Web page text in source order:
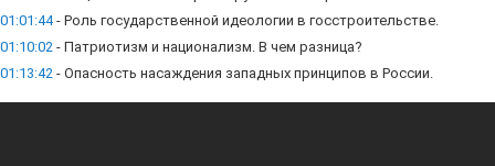
01:01:44 - Роль государственной идеологии в госстроительстве.
01:10:02 - Патриотизм и национализм. В чем разница?
01:13:42 - Опасность насаждения западных принципов в России.